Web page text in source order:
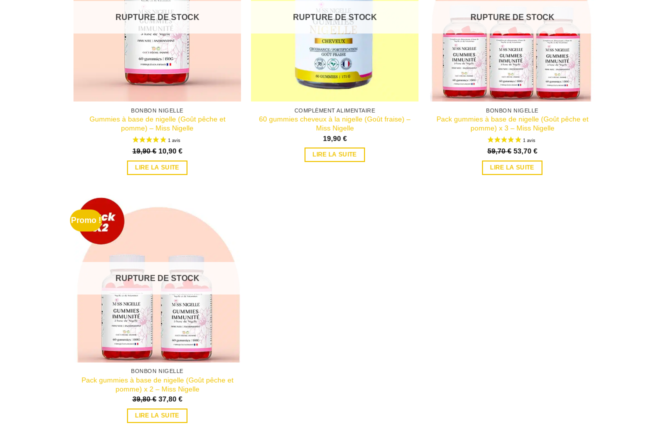
RUPTURE DE STOCK
BONBON NIGELLE
Gummies à base de nigelle (Goût pêche et
pomme) – Miss Nigelle
19,90€ Le
initial
était :
10,90 €Le
LIRE LA SUITE
RUPTURE DE STOCK
COMPLÉMENT ALIMENTAIRE
60 gummies cheveux à la nigelle (Goût fraise) –
Miss Nigelle
19,90 €
LIRE LA SUITE
RUPTURE DE STOCK
BONBON NIGELLE
Pack gummies à base de nigelle (Goût pêche et
pomme) x 3 – Miss Nigelle
59,70€ Le
initial
était :
53,70 €Le
LIRE LA SUITE
Promo !
RUPTURE DE STOCK
BONBON NIGELLE
Pack gummies à base de nigelle (Goût pêche et
pomme) x 2 – Miss Nigelle
39,80€ Le
initial
était :
37,80 €Le
LIRE LA SUITE